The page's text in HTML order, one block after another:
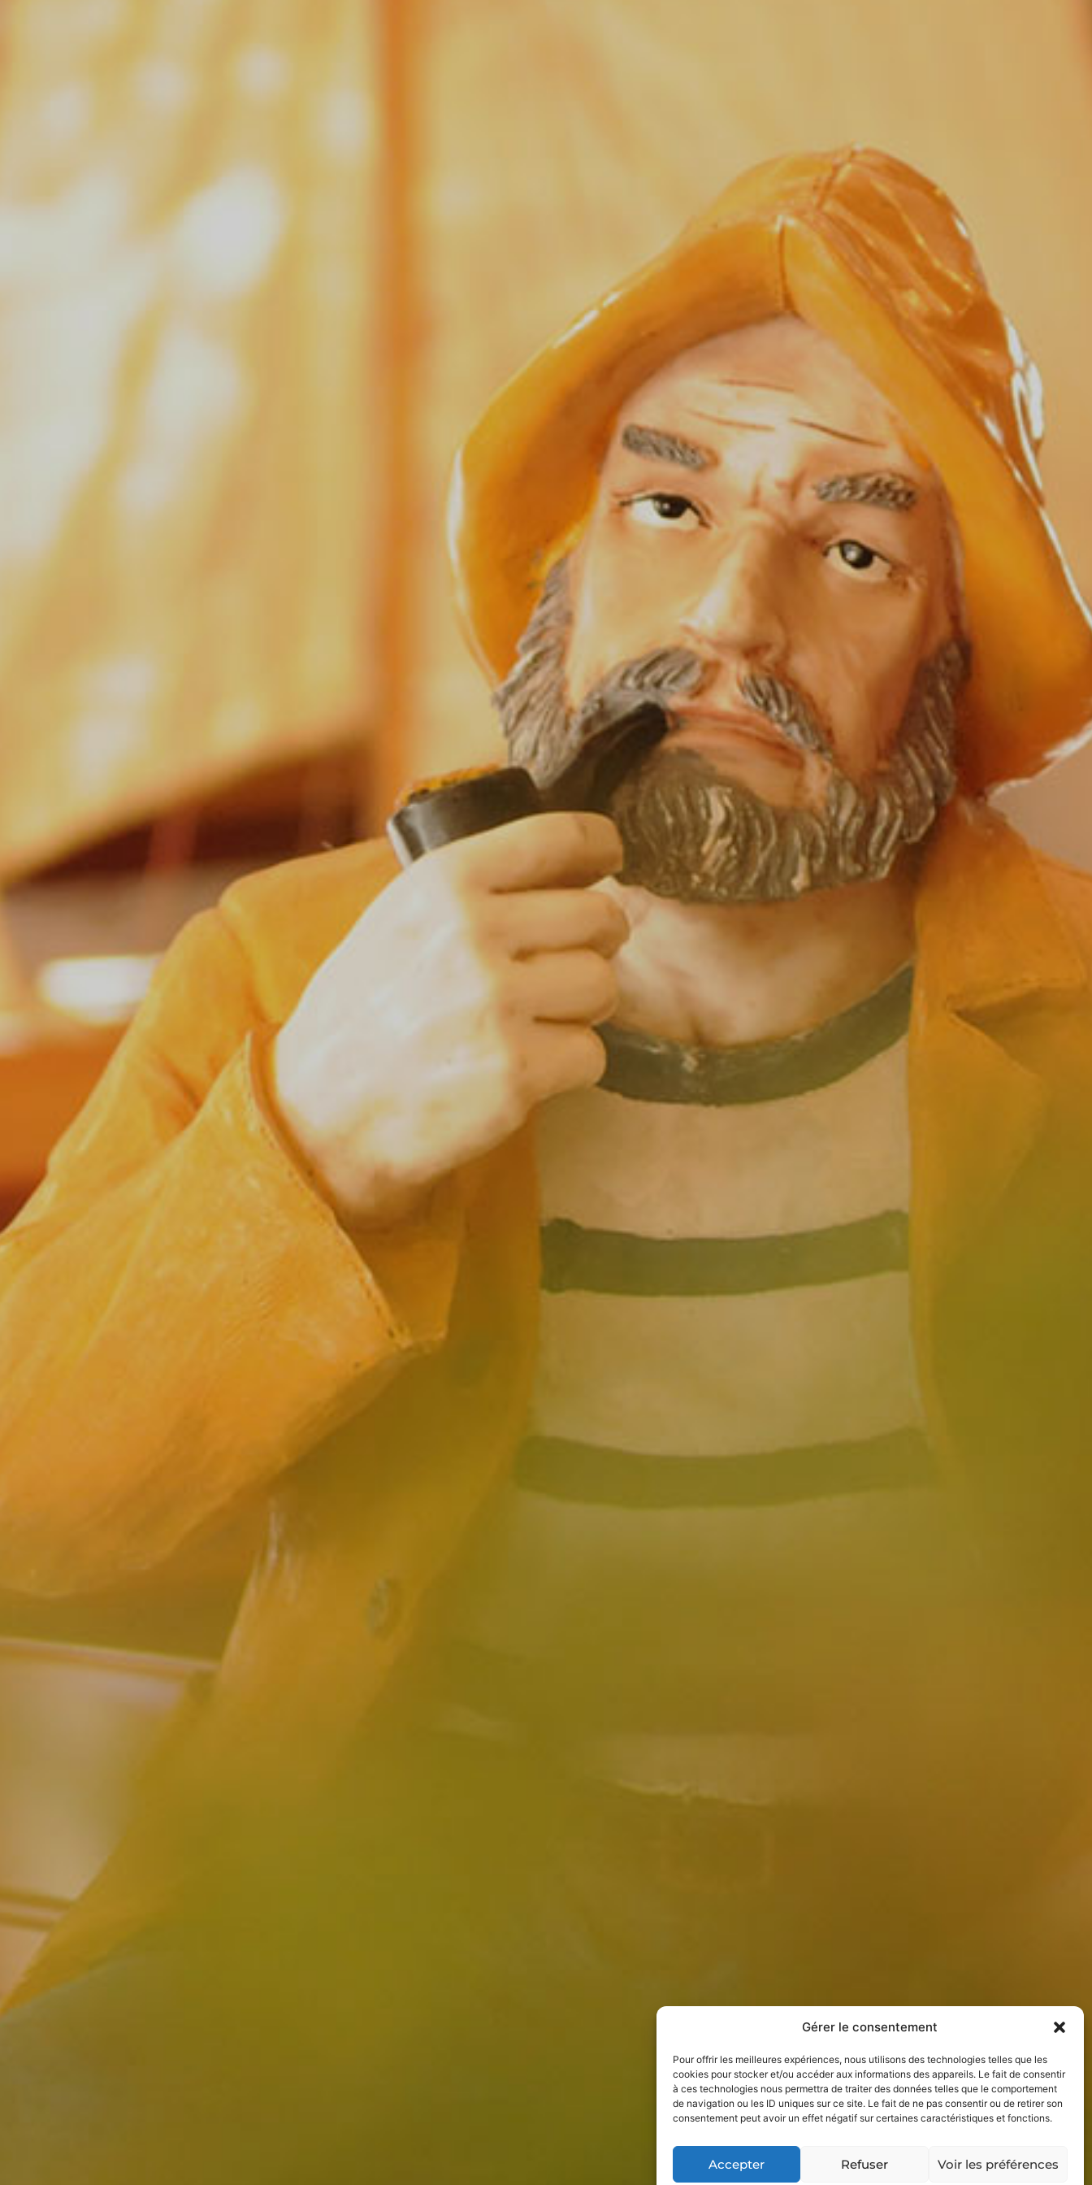
Gérer le consentement
Pour offrir les meilleures expériences, nous utilisons des technologies telles que les
cookies pour stocker et/ou accéder aux informations des appareils. Le fait de consentir
à ces technologies nous permettra de traiter des données telles que le comportement
de navigation ou les ID uniques sur ce site. Le fait de ne pas consentir ou de retirer son
consentement peut avoir un effet négatif sur certaines caractéristiques et fonctions.
Accepter Refuser Voir les préférences